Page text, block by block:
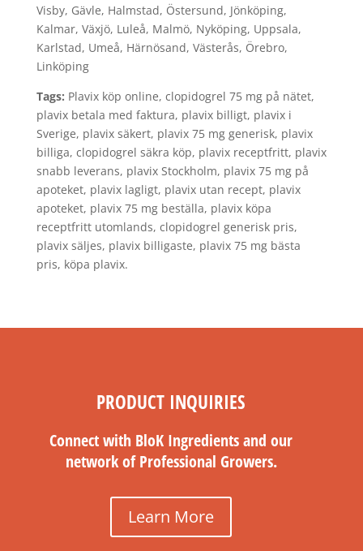
Visby, Gävle, Halmstad, Östersund, Jönköping,
Kalmar, Växjö, Luleå, Malmö, Nyköping, Uppsala,
Karlstad, Umeå, Härnösand, Västerås, Örebro,
Linköping
Tags: Plavix köp online, clopidogrel 75 mg på nätet,
plavix betala med faktura, plavix billigt, plavix i
Sverige, plavix säkert, plavix 75 mg generisk, plavix
billiga, clopidogrel säkra köp, plavix receptfritt, plavix
snabb leverans, plavix Stockholm, plavix 75 mg på
apoteket, plavix lagligt, plavix utan recept, plavix
apoteket, plavix 75 mg beställa, plavix köpa
receptfritt utomlands, clopidogrel generisk pris,
plavix säljes, plavix billigaste, plavix 75 mg bästa
pris, köpa plavix.
PRODUCT INQUIRIES
Connect with BloK Ingredients and our
network of Professional Growers.
Learn More